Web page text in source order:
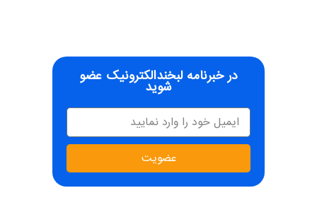
در خبرنامه لبخندالکترونیک عضو
شوید
عضویت